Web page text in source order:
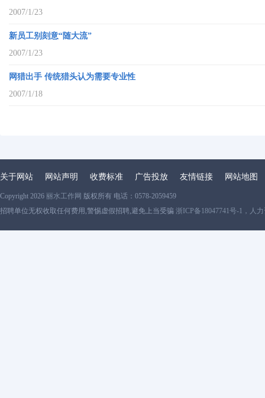
2007/1/23
新员工别刻意“随大流”
2007/1/23
网猎出手 传统猎头认为需要专业性
2007/1/18
关于网站 网站声明 收费标准 广告投放 友情链接 网站地图
Copyright 2026 丽水工作网 版权所有 电话：0578-2059459
招聘单位无权收取任何费用,警惕虚假招聘,避免上当受骗 浙ICP备18047741号-1，人